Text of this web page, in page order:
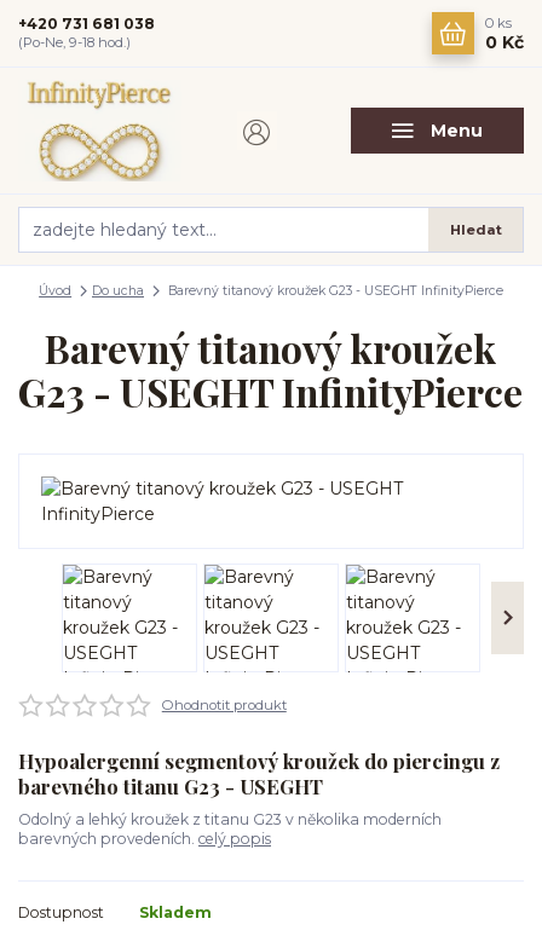
Menu
Hledat
+420 731 681 038
(Po-Ne, 9-18 hod.)
0 ks
0 Kč
Úvod Do ucha Barevný titanový kroužek G23 - USEGHT InfinityPierce
Barevný titanový kroužek
G23 - USEGHT InfinityPierce
Ohodnotit produkt
Hypoalergenní segmentový kroužek do piercingu z
barevného titanu G23 - USEGHT
Odolný a lehký kroužek z titanu G23 v několika moderních
barevných provedeních. celý popis
Dostupnost
Skladem